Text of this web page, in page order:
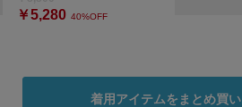
￥5,280 40%OFF
着用アイテムをまとめ買い